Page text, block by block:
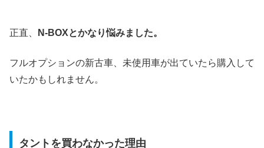
正直、 N-BOXとかなり悩みました。
フルオプションの新古車、未使用車が出ていたら購入して
いたかもしれません。
タントを買わなかった理由